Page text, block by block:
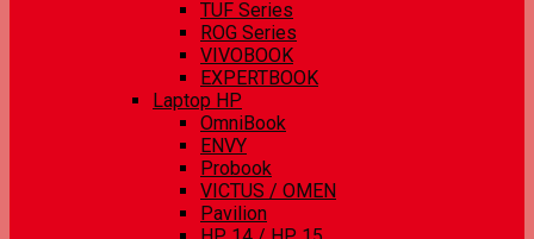
TUF Series
ROG Series
VIVOBOOK
EXPERTBOOK
Laptop HP
OmniBook
ENVY
Probook
VICTUS / OMEN
Pavilion